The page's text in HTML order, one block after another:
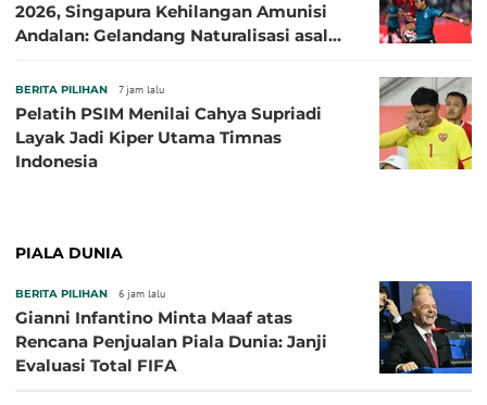
2026, Singapura Kehilangan Amunisi
Andalan: Gelandang Naturalisasi asal
BERITA PILIHAN 7 jam lalu
Pelatih PSIM Menilai Cahya Supriadi
Layak Jadi Kiper Utama Timnas
Indonesia
PIALA DUNIA
BERITA PILIHAN 6 jam lalu
Gianni Infantino Minta Maaf atas
Rencana Penjualan Piala Dunia: Janji
Evaluasi Total FIFA